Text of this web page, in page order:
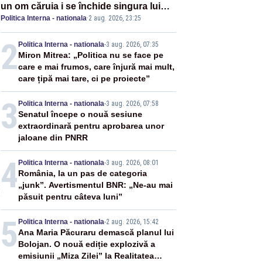
un om căruia i se închide singura lui
portiță?”
Politica Interna - nationala·2 aug. 2026, 23:25
2 Politica Interna - nationala-3 aug. 2026, 07:35
Miron Mitrea: „Politica nu se face pe
care e mai frumos, care înjură mai mult,
care țipă mai tare, ci pe proiecte”
3 Politica Interna - nationala-3 aug. 2026, 07:58
Senatul începe o nouă sesiune
extraordinară pentru aprobarea unor
jaloane din PNRR
4 Politica Interna - nationala-3 aug. 2026, 08:01
România, la un pas de categoria
„junk”. Avertismentul BNR: „Ne-au mai
păsuit pentru câteva luni”
5 Politica Interna - nationala-2 aug. 2026, 15:42
Ana Maria Păcuraru demască planul lui
Bolojan. O nouă ediție explozivă a
emisiunii „Miza Zilei” la Realitatea